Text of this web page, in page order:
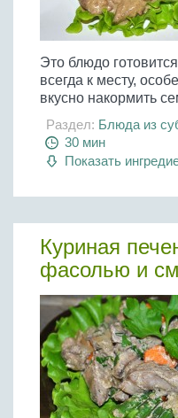
Это блюдо
всегда к месту,
вкусно накормить
Раздел: Блюда из
30 мин
Показать
Куриная
фасолью и